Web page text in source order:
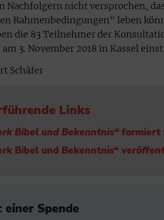
Nachfolgern nicht versprochen,
Rahmenbedingungen“ leben
die 83 Teilnehmer der
3. November 2018 in Kassel
Schäfer
Links
Bibel und Bekenntnis“formiert
Bibel und Bekenntnis“
Spende